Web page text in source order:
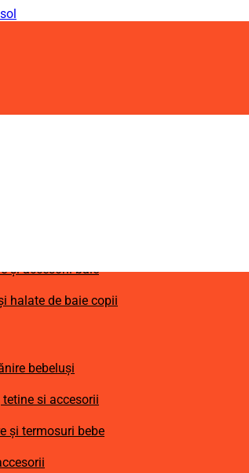
și accesorii baie
halate de baie copii
bebeluși
tetine si accesorii
și termosuri bebe